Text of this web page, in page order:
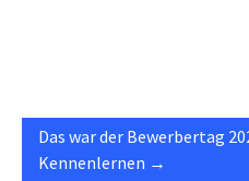
Das war der Bewerbertag
Kennenlernen